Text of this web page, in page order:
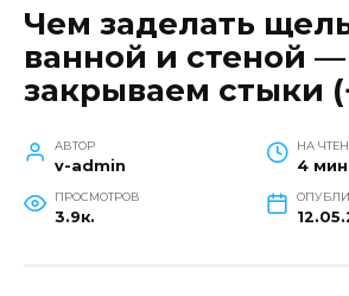
Чем заделать
ванной и стеной —
закрываем стыки
АВТОР
v-admin
НА
4 мин
ПРОСМОТРОВ
3.9к.